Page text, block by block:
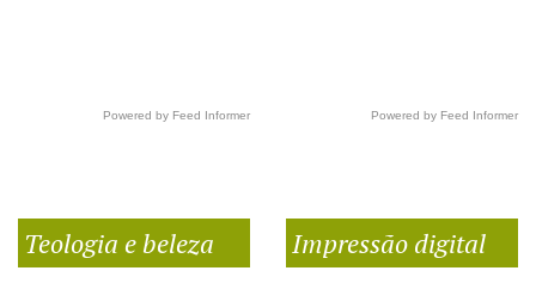
Powered by Feed Informer Powered by Feed Informer
Teologia e beleza Impressão digital